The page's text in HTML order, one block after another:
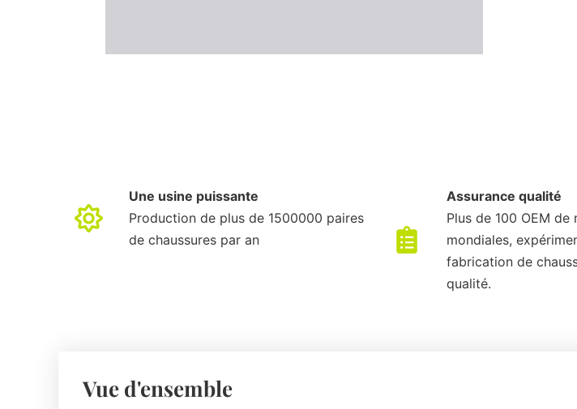
Une usine puissante
Production de plus de 1500000 paires
de chaussures par an
Assurance qualité
Plus de 100 OEM de
mondiales,
fabrication de
qualité.
Vue d'ensemble